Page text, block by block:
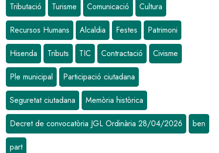
Tributació Turisme Comunicació Cultura
Recursos Humans Alcaldia Festes Patrimoni
Hisenda Tributs TIC Contractació Civisme
Ple municipal Participació ciutadana
Seguretat ciutadana Memòria històrica
Decret de convocatòria JGL Ordinària 28/04/2026 ben
part